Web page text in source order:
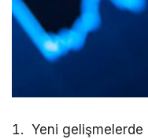
Yeni gelişmelerde